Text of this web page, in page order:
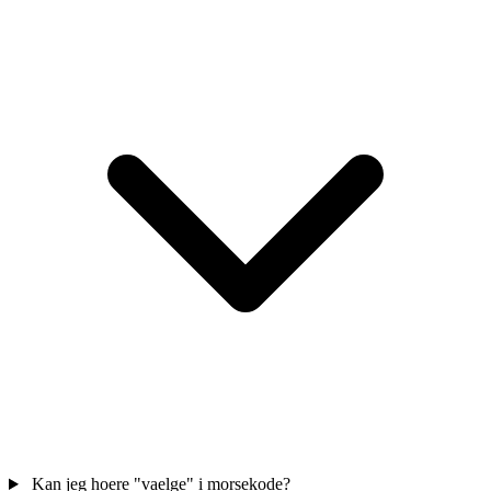
Kan jeg hoere "vaelge" i morsekode?